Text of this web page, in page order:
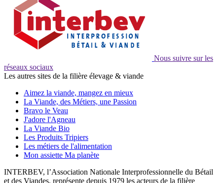
Nous suivre sur les
réseaux sociaux
Les autres sites de la filière élevage & viande
Aimez la viande, mangez en mieux
La Viande, des Métiers, une Passion
Bravo le Veau
J'adore l'Agneau
La Viande Bio
Les Produits Tripiers
Les métiers de l'alimentation
Mon assiette Ma planète
INTERBEV, l’Association Nationale Interprofessionnelle du Bétail
et des Viandes, représente depuis 1979 les acteurs de la filière